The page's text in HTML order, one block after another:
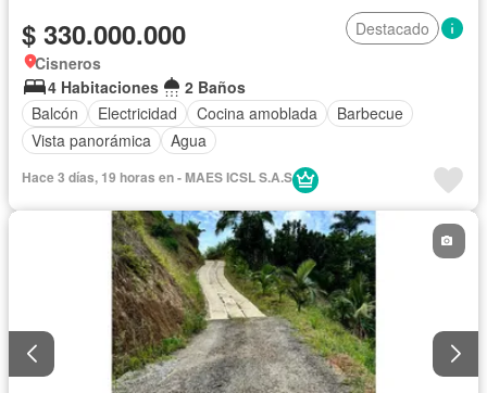
$ 330.000.000
Destacado
Cisneros
4 Habitaciones
2 Baños
Balcón
Electricidad Cocina amoblada
Barbecue
Vista panorámica
Agua
Hace 3 días, 19 horas en - MAES ICSL S.A.S